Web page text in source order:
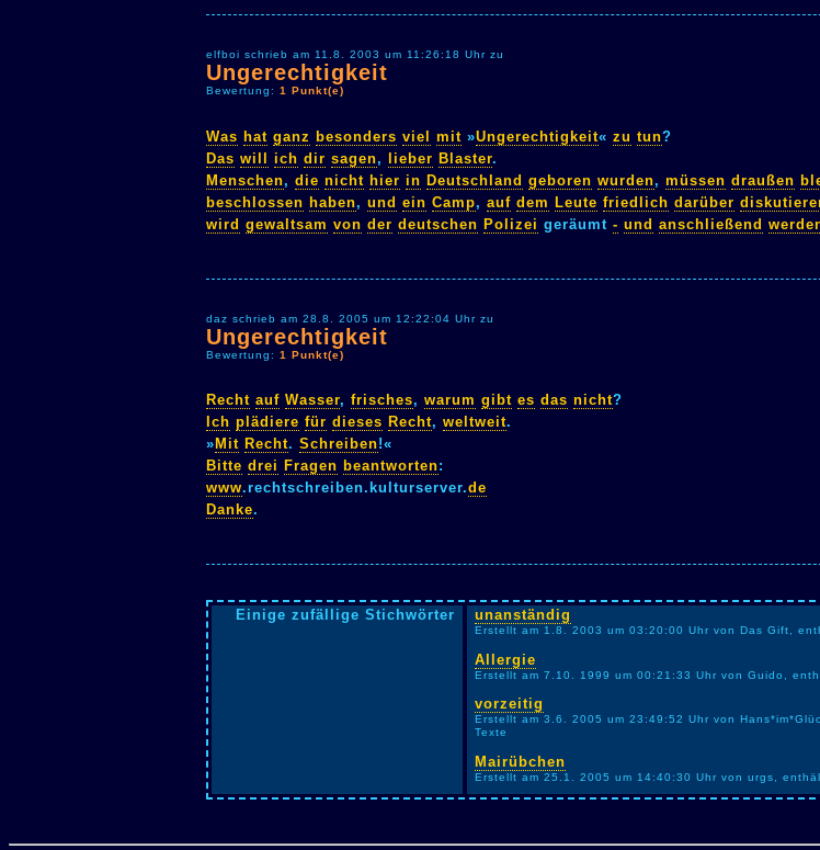
elfboi schrieb am 11.8. 2003 um 11:26:18 Uhr zu
Ungerechtigkeit
Bewertung: 1 Punkt(e)
Was hat ganz besonders viel mit »Ungerechtigkeit« zu tun?
Das will ich dir sagen, lieber Blaster.
Menschen, die nicht hier in Deutschland geboren wurden, müssen draußen
beschlossen haben, und ein Camp, auf dem Leute friedlich darüber
wird gewaltsam von der deutschen Polizei geräumt - und anschließend
daz schrieb am 28.8. 2005 um 12:22:04 Uhr zu
Ungerechtigkeit
Bewertung: 1 Punkt(e)
Recht auf Wasser, frisches, warum gibt es das nicht?
Ich plädiere für dieses Recht, weltweit.
» Mit Recht. Schreiben!«
Bitte drei Fragen beantworten:
www.rechtschreiben.kulturserver.de
Danke.
Einige zufällige Stichwörter unanständig
Erstellt am 1.8. 2003 um 03:20:00 Uhr von Das Gift,
Allergie
Erstellt am 7.10. 1999 um 00:21:33 Uhr von Guido,
vorzeitig
Erstellt am 3.6. 2005 um 23:49:52 Uhr von
Texte
Mairübchen
Erstellt am 25.1. 2005 um 14:40:30 Uhr von urgs,